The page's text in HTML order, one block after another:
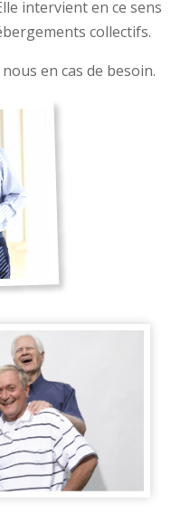
intervient en ce sens
collectifs.
en cas de besoin.